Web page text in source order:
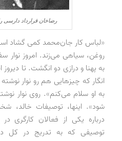
رضاخان قرارداد دارسی
«لباس‌ کار جان‌محمد کمی گشاد
روغن، سیاهی می‌زند. امروز
به پهنا و درازی دو انگشت. تا
انگار که چیزهایی هم رو نوار
به او سلام می‌کنم». روی نوار
شود». اینها، توصیفات خالد،
درباره یکی از فعالان
توصیفی که به تدریج در کل